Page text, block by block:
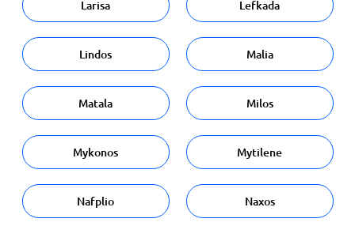
Larisa Lefkada
Lindos Malia
Matala Milos
Mykonos Mytilene
Nafplio Naxos